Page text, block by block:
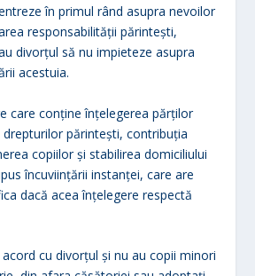
în primul rând asupra nevoilor
responsabilităţii părinteşti,
divorţul să nu impieteze asupra
acestuia.
care conţine înţelegerea părţilor
drepturilor părinteşti, contribuţia
copiilor şi stabilirea domiciliului
încuviinţării instanţei, care are
dacă acea înţelegere respectă
cu divorţul şi nu au copii minori